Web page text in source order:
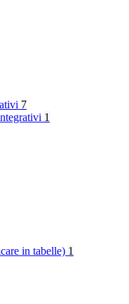
7
1
in tabelle) 1